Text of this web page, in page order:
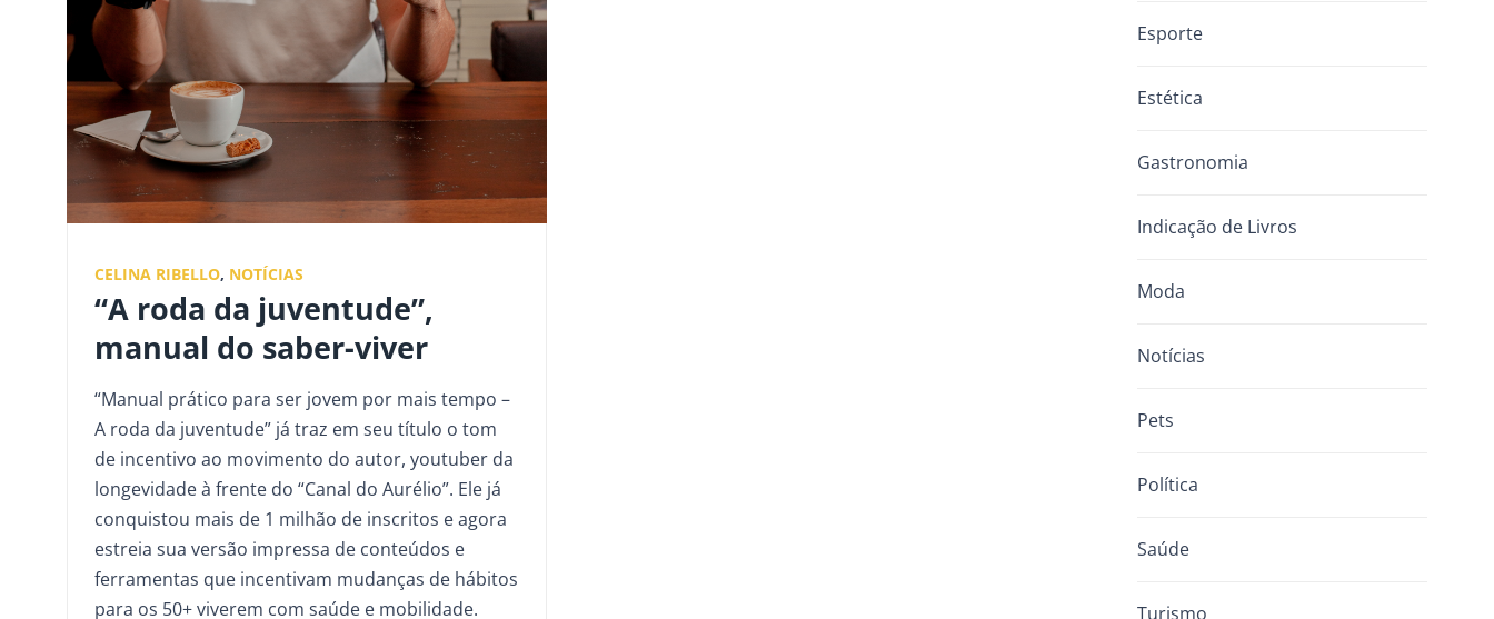
CELINA RIBELLO, NOTÍCIAS
“A roda da juventude”,
manual do saber-viver
“Manual prático para ser jovem por mais tempo –
A roda da juventude” já traz em seu título o tom
de incentivo ao movimento do autor, youtuber da
longevidade à frente do “Canal do Aurélio”. Ele já
conquistou mais de 1 milhão de inscritos e agora
estreia sua versão impressa de conteúdos e
ferramentas que incentivam mudanças de hábitos
para os 50+ viverem com saúde e mobilidade.
Esporte
Estética
Gastronomia
Indicação de Livros
Moda
Notícias
Pets
Política
Saúde
Turismo